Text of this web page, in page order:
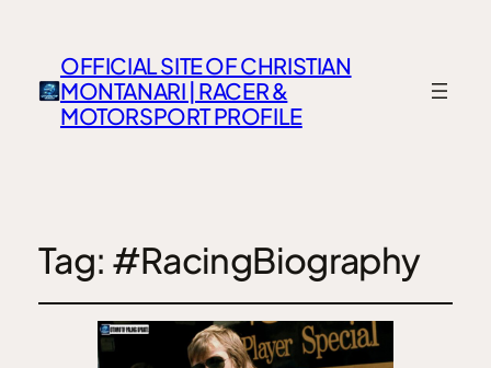
OFFICIAL SITE OF CHRISTIAN
MONTANARI | RACER &
MOTORSPORT PROFILE
Tag: #RacingBiography